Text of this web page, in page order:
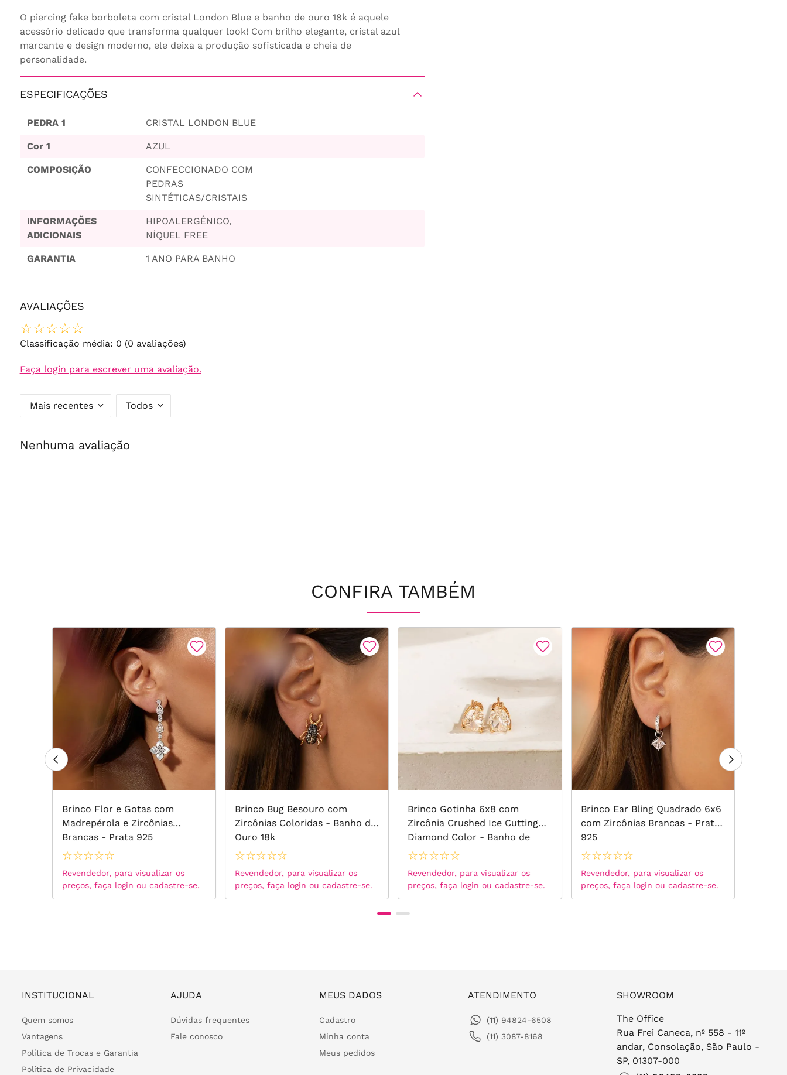
O piercing fake borboleta com cristal London Blue e banho de ouro 18k é aquele
acessório delicado que transforma qualquer look! Com brilho elegante, cristal azul
marcante e design moderno, ele deixa a produção sofisticada e cheia de
personalidade.
ESPECIFICAÇÕES
PEDRA 1 CRISTAL LONDON BLUE
Cor 1 AZUL
COMPOSIÇÃO
CONFECCIONADO COM
PEDRAS
SINTÉTICAS/CRISTAIS
INFORMAÇÕES
ADICIONAIS
HIPOALERGÊNICO,
NÍQUEL FREE
GARANTIA 1 ANO PARA BANHO
AVALIAÇÕES
☆☆☆☆☆
Classificação média: 0 (0 avaliações)
Faça login para escrever uma avaliação.
Mais recentes Todos
Nenhuma avaliação
CONFIRA TAMBÉM
Brinco Flor e Gotas com
Madrepérola e Zircônias
Brancas - Prata 925
☆☆☆☆☆
Revendedor, para visualizar os
preços, faça login ou cadastre-se.
Brinco Bug Besouro com
Zircônias Coloridas - Banho de
Ouro 18k
☆☆☆☆☆
Revendedor, para visualizar os
preços, faça login ou cadastre-se.
Brinco Gotinha 6x8 com
Zircônia Crushed Ice Cutting
Diamond Color - Banho de
Ouro 18k
☆☆☆☆☆
Revendedor, para visualizar os
preços, faça login ou cadastre-se.
Brinco Ear Bling Quadrado 6x6
com Zircônias Brancas - Prata
925
☆☆☆☆☆
Revendedor, para visualizar os
preços, faça login ou cadastre-se.
INSTITUCIONAL
Quem somos
Vantagens
Política de Trocas e Garantia
Política de Privacidade
AJUDA
Dúvidas frequentes
Fale conosco
MEUS DADOS
Cadastro
Minha conta
Meus pedidos
ATENDIMENTO
(11) 94824-6508
(11) 3087-8168
SHOWROOM
The Office
Rua Frei Caneca, nº 558 - 11º
andar, Consolação, São Paulo -
SP, 01307-000